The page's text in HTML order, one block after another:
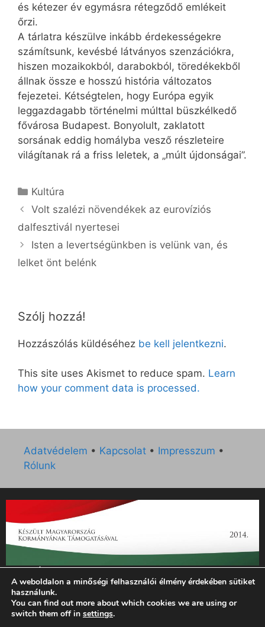
és kétezer év egymásra rétegződő emlékeit
őrzi.
A tárlatra készülve inkább érdekességekre
számítsunk, kevésbé látványos szenzációkra,
hiszen mozaikokból, darabokból, töredékekből
állnak össze e hosszú história változatos
fejezetei. Kétségtelen, hogy Európa egyik
leggazdagabb történelmi múlttal büszkélkedő
fővárosa Budapest. Bonyolult, zaklatott
sorsának eddig homályba vesző részleteire
világítanak rá a friss leletek, a „múlt újdonságai”.
Kategória
Kultúra
Volt szalézi növendékek az eurovíziós
dalfesztivál nyertesei
Isten a levertségünkben is velünk van, és
lelket önt belénk
Szólj hozzá!
Hozzászólás küldéséhez be kell jelentkezni.
This site uses Akismet to reduce spam. Learn
how your comment data is processed.
Adatvédelem • Kapcsolat • Impresszum •
Rólunk
„Az Új Ember katolikus hetilap 2014. évi működésének
támogatását az EGYH-KCP-14-P-0121 sz. támogatási
szerződés keretében 3 000 000 Ft összegben támogatta az
Emberi Erőforrások Minisztériuma.”
A weboldalon a minőségi felhasználói élmény érdekében sütiket
használunk.
You can find out more about which cookies we are using or
switch them off in settings.